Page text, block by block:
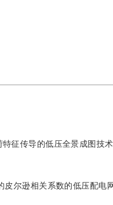
征传导的低压全景成图技
尔逊相关系数的低压配电